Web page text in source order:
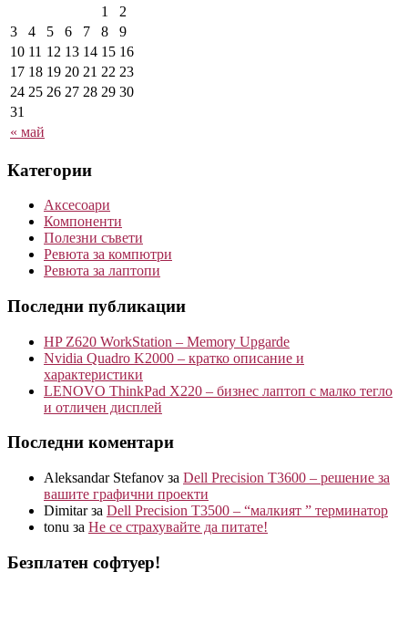
« май
1
2
3
4 5 6 7 8
9
10 11 12 13 14 15 16
17 18 19 20 21 22 23
24 25 26 27 28 29 30
31
Категории
Аксесоари
Компоненти
Полезни съвети
Ревюта за компютри
Ревюта за лаптопи
Последни публикации
HP Z620 WorkStation – Memory Upgarde
Nvidia Quadro K2000 – кратко описание и
характеристики
LENOVO ThinkPad X220 – бизнес лаптоп с малко тегло
и отличен дисплей
Последни коментари
Aleksandar Stefanov за Dell Precision T3600 – решение за
вашите графични проекти
Dimitarза Dell Precision T3500 – “малкият ” терминатор
tonu за Не се страхувайте да питате!
Безплатен софтуер!